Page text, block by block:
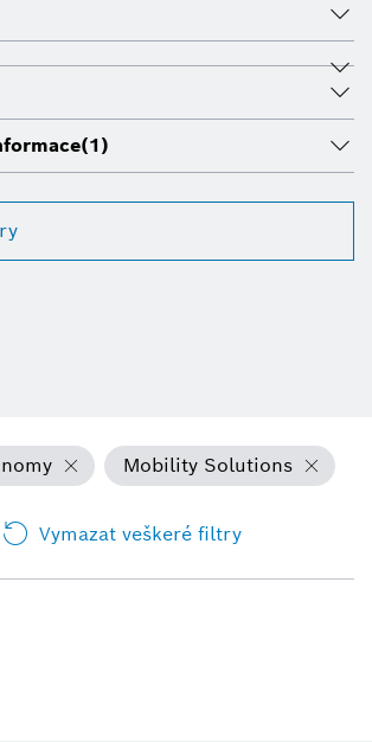
(1)
Mobility Solutions
Vymazat veškeré filtry